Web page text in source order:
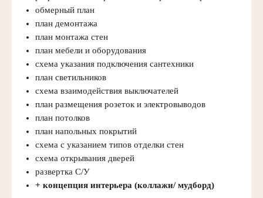
обмерный план
план демонтажа
план монтажа стен
план мебели и оборудования
схема указания подключения сантехники
план светильников
схема взаимодействия выключателей
план размещения розеток и электровыводов
план потолков
план напольных покрытий
схема с указанием типов отделки стен
схема открывания дверей
развертка С/У
+ концепция интерьера (коллажи/ мудборд)